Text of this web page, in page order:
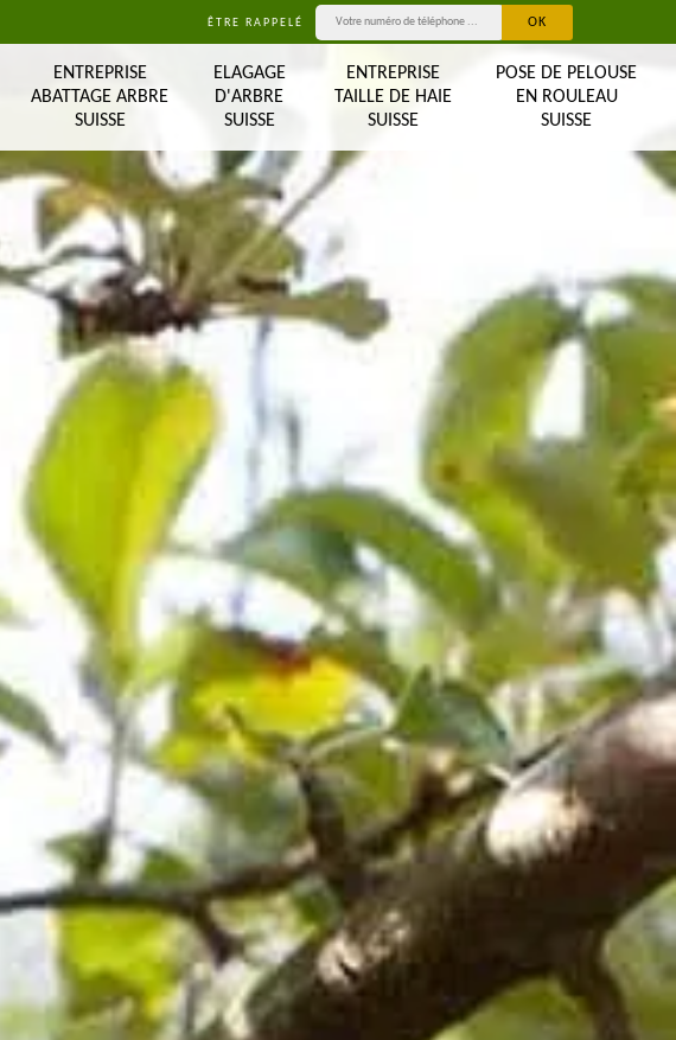
ÊTRE RAPPELÉ
ENTREPRISE
ABATTAGE ARBRE
SUISSE
ELAGAGE
D'ARBRE
SUISSE
ENTREPRISE
TAILLE DE HAIE
SUISSE
POSE DE PELOUSE
EN ROULEAU
SUISSE